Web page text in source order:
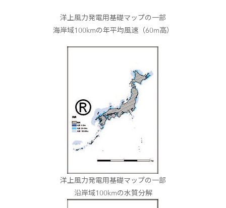
洋上風力発電用基礎マップの一部
海岸域100kmの年平均風速（60m高）
洋上風力発電用基礎マップの一部
沿岸域100kmの水質分解